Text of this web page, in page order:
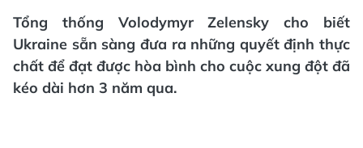
Tổng thống Volodymyr Zelensky cho biết
Ukraine sẵn sàng đưa ra những quyết định thực
chất để đạt được hòa bình cho cuộc xung đột đã
kéo dài hơn 3 năm qua.